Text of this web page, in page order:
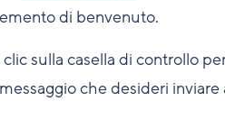
di benvenuto.
sulla casella di controllo
che desideri inviare